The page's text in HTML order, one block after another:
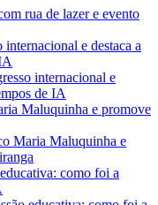
rua de lazer e evento
internacional e
de IA
Maria Maluquinha e